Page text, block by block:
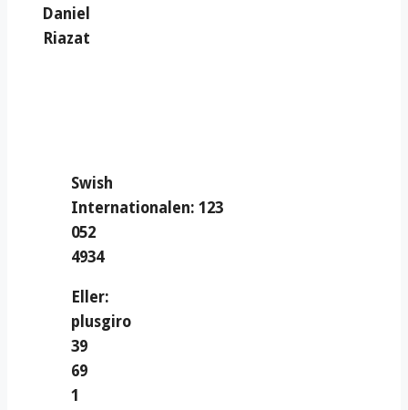
Daniel
Riazat
Swish
Internationalen: 123
052
4934
Eller:
plusgiro
39
69
1